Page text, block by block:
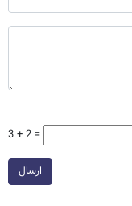
3 + 2 =
ارسال